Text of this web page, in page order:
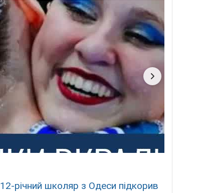
12-річний школяр з Одеси підкорив